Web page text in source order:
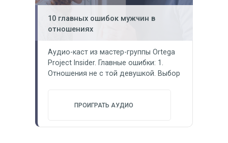
10 главных ошибок мужчин в
отношениях
Аудио-каст из мастер-группы Ortega
Project Insider. Главные ошибки: 1.
Отношения не с той девушкой. Выбор
Отсутствие взаимопонимания. 5.
цели на будущее. 7. Личные рамки в
ПРОИГРАТЬ АУДИО